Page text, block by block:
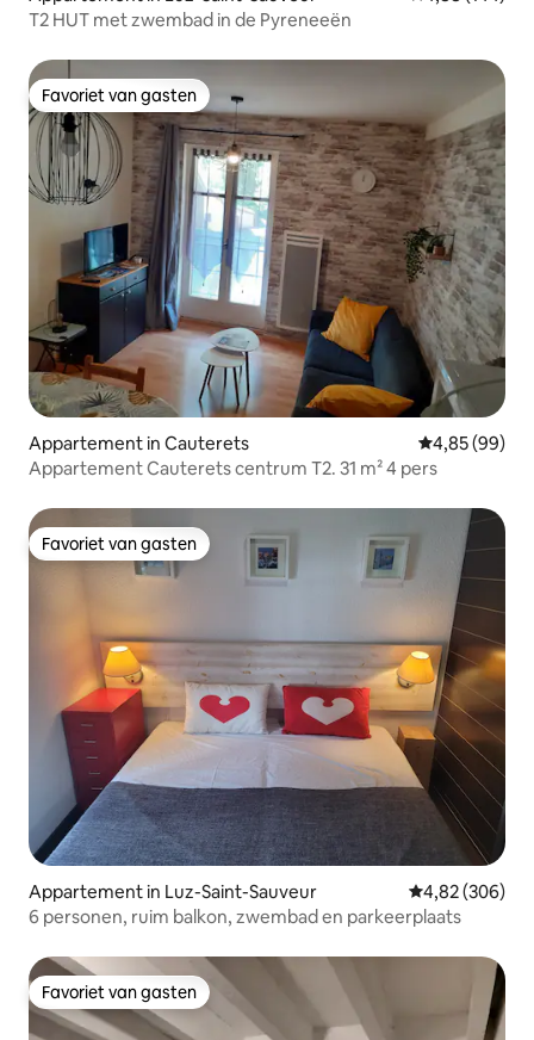
T2 HUT met zwembad in de Pyreneeën
Favoriet van gasten
Favoriet van gasten
Appartement in Cauterets Gemiddelde
4,85 (99)
Appartement Cauterets centrum T2. 31 m² 4 pers
Favoriet van gasten
Favoriet van gasten
Appartement in Luz-Saint-Sauveur Gemiddelde
4,82 (306)
6 personen, ruim balkon, zwembad en parkeerplaats
Favoriet van gasten
Favoriet van gasten